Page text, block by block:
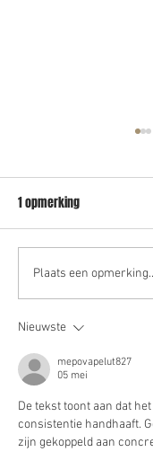
VERKOCHT -
Meppel
1 opmerking
Plaats een
Nieuwste
mepovapelut827
05 mei
De tekst toont aan dat
consistentie handhaaft.
zijn gekoppeld aan